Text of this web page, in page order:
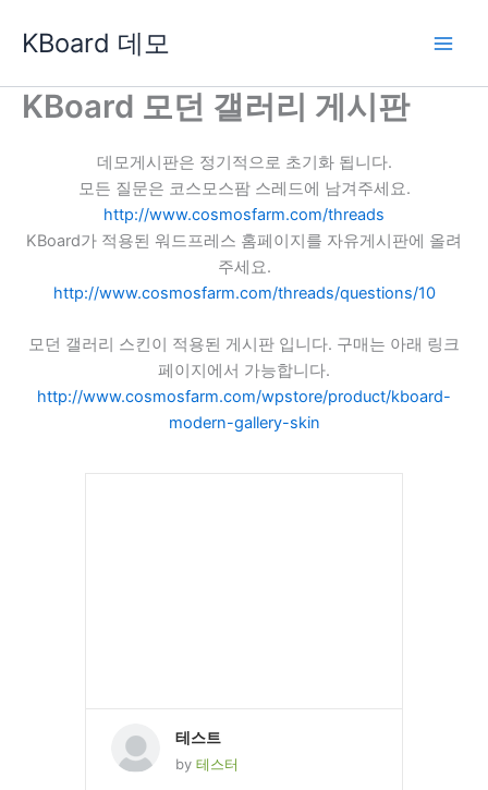
로
KBoard 데모
KBoard 모던 갤러리 게시판
데모게시판은 정기적으로 초기화 됩니다.
모든 질문은 코스모스팜 스레드에 남겨주세요.
http://www.cosmosfarm.com/threads
KBoard가 적용된 워드프레스 홈페이지를 자유게시판에 올려
주세요.
http://www.cosmosfarm.com/threads/questions/10
모던 갤러리 스킨이 적용된 게시판 입니다. 구매는 아래 링크
페이지에서 가능합니다.
http://www.cosmosfarm.com/wpstore/product/kboard-
modern-gallery-skin
테스트
by 테스터